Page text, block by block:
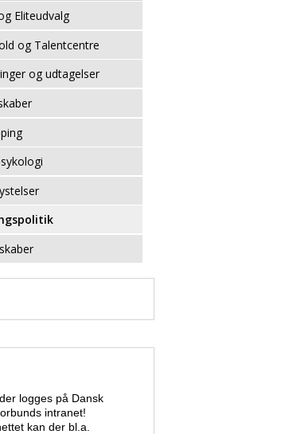
Eliteudvalg
og Talentcentre
og udtagelser
logges på Dansk
intranet!
kan der bl.a.